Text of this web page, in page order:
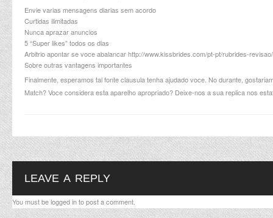
Envie varias mensagens diarias sem acordo
Curtidas ilimitadas
Nunca aprazar anuncios
5 “Super likes” todos os dias
Arbitrio apontar se voce abalancarhttp://www.kissbrides.com/pt-pt/rubrides-revisao/
Sobre outras vantagens importantes
Finalmente, esperamos tal fonte clausula tenha ajudado voce. No durante,
Match? Voce considera esta aparelho apropriado? Deixe-nos a sua replica nos
LEAVE A REPLY
You must belogged into post a comment.